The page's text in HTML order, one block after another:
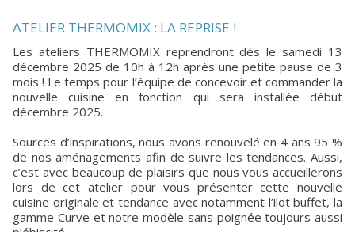
ATELIER THERMOMIX : LA REPRISE !
Les ateliers THERMOMIX reprendront dès le samedi 13
décembre 2025 de 10h à 12h après une petite pause de 3
mois ! Le temps pour l’équipe de concevoir et commander la
nouvelle cuisine en fonction qui sera installée début
décembre 2025.
Sources d’inspirations, nous avons renouvelé en 4 ans 95 %
de nos aménagements afin de suivre les tendances. Aussi,
c’est avec beaucoup de plaisirs que nous vous accueillerons
lors de cet atelier pour vous présenter cette nouvelle
cuisine originale et tendance avec notamment l’ilot buffet, la
gamme Curve et notre modèle sans poignée toujours aussi